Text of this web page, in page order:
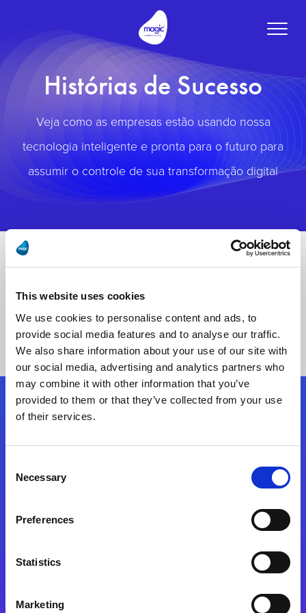
This website uses cookies
We use cookies to personalise content and ads, to
provide social media features and to analyse our traffic.
We also share information about your use of our site with
our social media, advertising and analytics partners who
may combine it with other information that you’ve
provided to them or that they’ve collected from your use
of their services.
Selection
Necessary
Preferences
Statistics
Marketing
Toggle
Histórias de Sucesso
Veja como as empresas estão usando nossa
tecnologia inteligente e pronta para o futuro para
assumir o controle de sua transformação digital
Siga-nos